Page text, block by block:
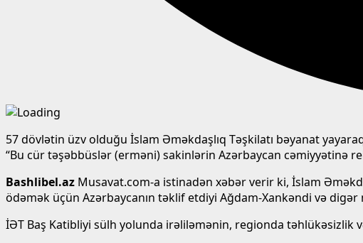
57 dövlətin üzv olduğu İslam Əməkdaşlıq Təşkilatı bəyanat
“Bu cür təşəbbüslər (erməni) sakinlərin Azərbaycan cəmiyyətinə
Bashlibel.az Musavat.com-a istinadən xəbər verir ki, İslam
ödəmək üçün Azərbaycanın təklif etdiyi Ağdam-Xankəndi və
İƏT Baş Katibliyi sülh yolunda irəliləmənin, regionda təhlükəsizlik